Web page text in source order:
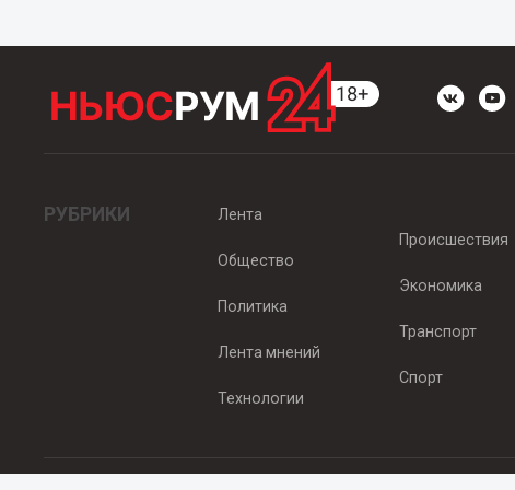
РУБРИКИ Лента
Общество
Политика
Лента мнений
Технологии
Происшествия
Экономика
Транспорт
Спорт